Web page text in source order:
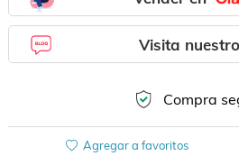
Visita
Compra
Agregar a favoritos